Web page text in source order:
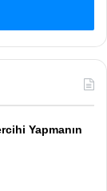
Yapmanın